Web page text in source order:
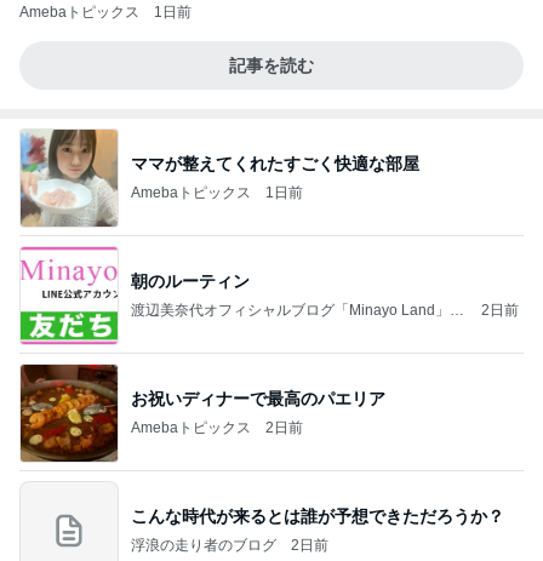
Amebaトピックス 1日前
記事を読む
ママが整えてくれたすごく快適な部屋
Amebaトピックス 1日前
朝のルーティン
渡辺美奈代オフィシャルブログ「Minayo Land」P
2日前
お祝いディナーで最高のパエリア
Amebaトピックス 2日前
こんな時代が来るとは誰が予想できただろうか？
浮浪の走り者のブログ 2日前